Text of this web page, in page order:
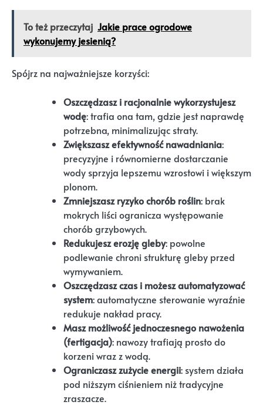
To też przeczytaj Jakie prace ogrodowe
wykonujemy jesienią?
Spójrz na najważniejsze korzyści:
Oszczędzasz i racjonalnie wykorzystujesz
wodę: trafia ona tam, gdzie jest naprawdę
potrzebna, minimalizując straty.
Zwiększasz efektywność nawadniania:
precyzyjne i równomierne dostarczanie
wody sprzyja lepszemu wzrostowi i większym
plonom.
Zmniejszasz ryzyko chorób roślin: brak
mokrych liści ogranicza występowanie
chorób grzybowych.
Redukujesz erozję gleby: powolne
podlewanie chroni strukturę gleby przed
wymywaniem.
Oszczędzasz czas i możesz automatyzować
system: automatyczne sterowanie wyraźnie
redukuje nakład pracy.
Masz możliwość jednoczesnego nawożenia
(fertigacja): nawozy trafiają prosto do
korzeni wraz z wodą.
Ograniczasz zużycie energii: system działa
pod niższym ciśnieniem niż tradycyjne
zraszacze.